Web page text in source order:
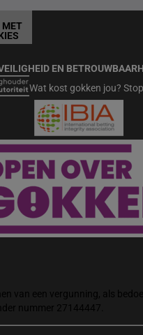
EN
Wat kost gokken jou?
van een vergunning, als
nummer 27144447.